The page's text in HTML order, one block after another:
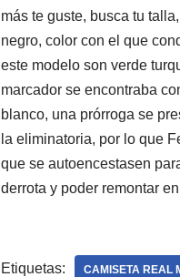
más te guste, busca tu
negro, color con el que
este modelo son verde
marcador se encontraba
blanco, una prórroga se
la eliminatoria, por lo que
que se autoencestasen
derrota y poder remontar
Etiquetas: CAMISETA REAL